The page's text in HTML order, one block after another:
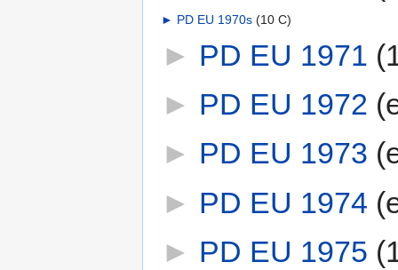
► PD EU 1970s‎ (10 C)
► PD EU 1971
► PD EU 1972
► PD EU 1973
► PD EU 1974
► PD EU 1975